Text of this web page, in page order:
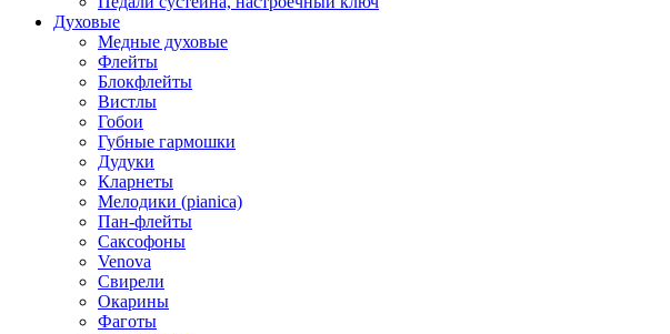
Духовые
Медные духовые
Флейты
Блокфлейты
Вистлы
Гобои
Губные гармошки
Дудуки
Кларнеты
Мелодики (pianica)
Пан-флейты
Саксофоны
Venova
Свирели
Окарины
Фаготы